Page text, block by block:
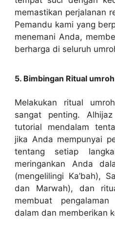
memastikan perjalanan
Pemandu kami yang
menemani Anda,
berharga di seluruh
5. Bimbingan Ritual umroh
Melakukan ritual
sangat penting.
tutorial mendalam
jika Anda mempunyai
tentang setiap
meringankan Anda
(mengelilingi Ka’bah),
dan Marwah), dan
membuat
dalam dan memberikan